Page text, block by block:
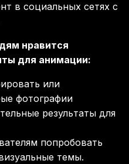
в социальных сетях с
нравится
для анимации:
или
фотографии
результаты для
попробовать
темы.